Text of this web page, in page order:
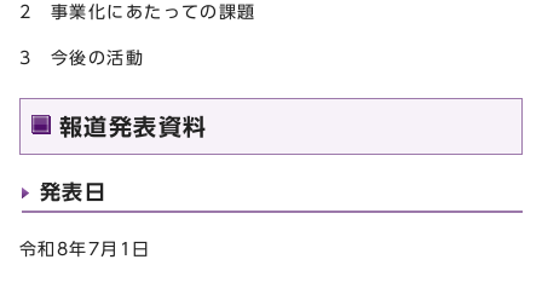
2 事業化にあたっての課題
3 今後の活動
報道発表資料
発表日
令和8年7月1日